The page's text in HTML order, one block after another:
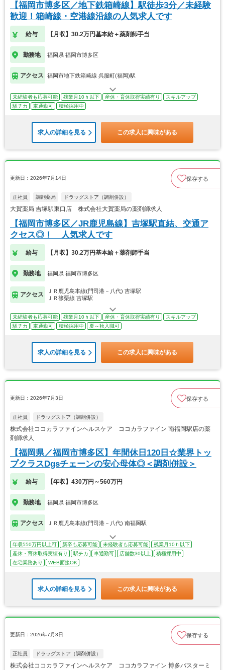
【福岡市博多区／地下鉄箱崎線】駅徒歩3分／未経験
歓迎！箱崎線・空港線沿線の人気求人です
給与 【月収】30.2万円基本給＋薬剤師手当
勤務地 福岡県 福岡市博多区
アクセス 福岡市地下鉄箱崎線 呉服町(福岡)駅
未経験者も応募可能 残業月10ｈ以下 産休・育休取得実績有り
スキルアップ
駅チカ
車通勤可 積極採用中
求人の詳細を見る この求人に興味がある
更新日：2026年7月14日 保存する
正社員 調剤薬局 ドラッグストア（調剤併設）
大賀薬局 吉塚駅東口店 株式会社大賀薬局の薬剤師求人
【福岡市博多区／JR鹿児島線】吉塚駅直結、交通ア
クセス◎！ 人気求人です
給与 【月収】30.2万円基本給＋薬剤師手当
勤務地 福岡県 福岡市博多区
アクセス
ＪＲ鹿児島本線(門司港－八代) 吉塚駅
ＪＲ篠栗線 吉塚駅
未経験者も応募可能 残業月10ｈ以下 産休・育休取得実績有り
スキルアップ
駅チカ
車通勤可 積極採用中 夏～秋入職可
求人の詳細を見る この求人に興味がある
更新日：2026年7月3日 保存する
正社員 ドラッグストア（調剤併設）
株式会社ココカラファインヘルスケア ココカラファイン 南福岡駅店の薬
剤師求人
【福岡県／福岡市博多区】年間休日120日☆業界トッ
プクラスDgsチェーンの安心母体◎＜調剤併設＞
給与 【年収】430万円～560万円
勤務地 福岡県 福岡市博多区
アクセス ＪＲ鹿児島本線(門司港－八代) 南福岡駅
年収550万円以上可 新卒も応募可能 未経験者も応募可能
残業月10ｈ以下
産休・育休取得実績有り
駅チカ 車通勤可 店舗数30以上
積極採用中
在宅業務あり
WEB面接OK
求人の詳細を見る この求人に興味がある
更新日：2026年7月3日 保存する
正社員 ドラッグストア（調剤併設）
株式会社ココカラファインヘルスケア ココカラファイン 博多バスターミ